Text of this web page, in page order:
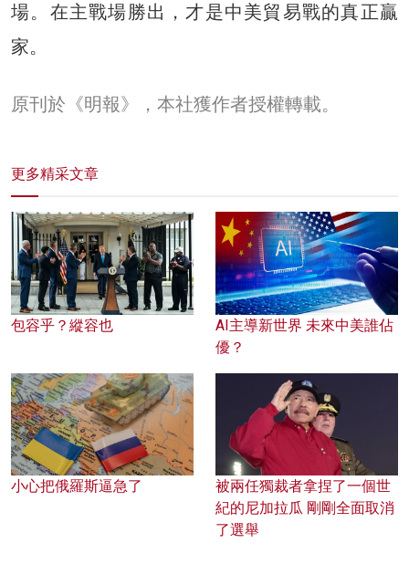
場。在主戰場勝出，才是中美貿易戰的真正贏
家。
原刊於《明報》，本社獲作者授權轉載。
更多精采文章
包容乎？縱容也
AI主導新世界 未來中美誰佔
優？
小心把俄羅斯逼急了
被兩任獨裁者拿捏了一個世
紀的尼加拉瓜 剛剛全面取消
了選舉